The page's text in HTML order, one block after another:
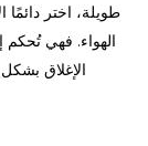
طويلة، اختر
الهواء. فهي تُحكم
الإغلاق